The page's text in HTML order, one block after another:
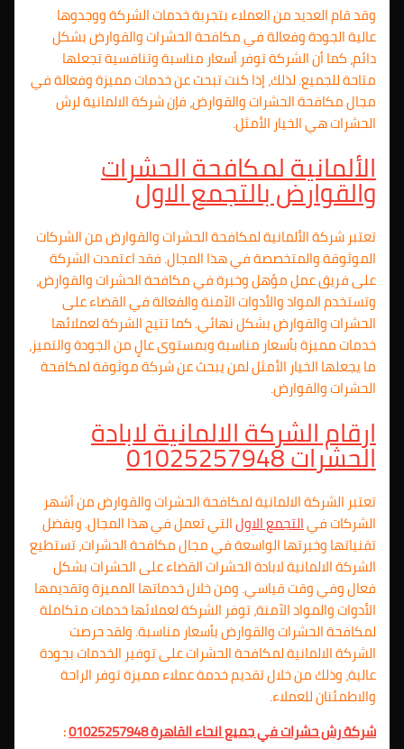
وقد قام العديد من العملاء بتجربة خدمات الشركة ووجدوها
عالية الجودة وفعالة في مكافحة الحشرات والقوارض بشكل
دائم، كما أن الشركة توفر أسعار مناسبة وتنافسية تجعلها
متاحة للجميع. لذلك، إذا كنت تبحث عن خدمات مميزة وفعالة في
مجال مكافحة الحشرات والقوارض، فإن شركة الالمانية لرش
الحشرات هي الخيار الأمثل.
الألمانية لمكافحة الحشرات
والقوارض بالتجمع الاول
تعتبر شركة الألمانية لمكافحة الحشرات والقوارض من الشركات
الموثوقة والمتخصصة في هذا المجال. فقد اعتمدت الشركة
على فريق عمل مؤهل وخبرة في مكافحة الحشرات والقوارض،
وتستخدم المواد والأدوات الآمنة والفعالة في القضاء على
الحشرات والقوارض بشكل نهائي. كما تتيح الشركة لعملائها
خدمات مميزة بأسعار مناسبة وبمستوى عالٍ من الجودة والتميز،
ما يجعلها الخيار الأمثل لمن يبحث عن شركة موثوقة لمكافحة
الحشرات والقوارض.
ارقام الشركة الالمانية لابادة
الحشرات 01025257948
تعتبر الشركة الالمانية لمكافحة الحشرات والقوارض من أشهر
الشركات فيالتجمع الاولالتي تعمل في هذا المجال. وبفضل
تقنياتها وخبرتها الواسعة في مجال مكافحة الحشرات، تستطيع
الشركة الالمانية لابادة الحشرات القضاء على الحشرات بشكل
فعال وفي وقت قياسي. ومن خلال خدماتها المميزة وتقديمها
الأدوات والمواد الآمنة، توفر الشركة لعملائها خدمات متكاملة
لمكافحة الحشرات والقوارض بأسعار مناسبة. ولقد حرصت
الشركة الالمانية لمكافحة الحشرات على توفير الخدمات بجودة
عالية، وذلك من خلال تقديم خدمة عملاء مميزة توفر الراحة
والاطمئنان للعملاء.
شركة رش حشرات في جميع انحاء القاهرة 01025257948
: